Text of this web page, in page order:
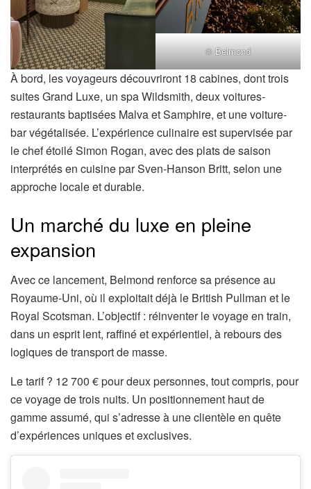
© Belmond
À bord, les voyageurs découvriront 18 cabines, dont trois
suites Grand Luxe, un spa Wildsmith, deux voitures-
restaurants baptisées Malva et Samphire, et une voiture-
bar végétalisée. L’expérience culinaire est supervisée par
le chef étoilé Simon Rogan, avec des plats de saison
interprétés en cuisine par Sven-Hanson Britt, selon une
approche locale et durable.
Un marché du luxe en pleine
expansion
Avec ce lancement, Belmond renforce sa présence au
Royaume-Uni, où il exploitait déjà le British Pullman et le
Royal Scotsman. L’objectif : réinventer le voyage en train,
dans un esprit lent, raffiné et expérientiel, à rebours des
logiques de transport de masse.
Le tarif ? 12 700 € pour deux personnes, tout compris, pour
ce voyage de trois nuits. Un positionnement haut de
gamme assumé, qui s’adresse à une clientèle en quête
d’expériences uniques et exclusives.